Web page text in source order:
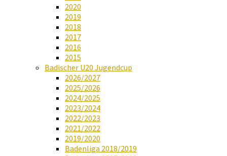
2020
2019
2018
2017
2016
2015
Badischer U20 Jugendcup
2026/2027
2025/2026
2024/2025
2023/2024
2022/2023
2021/2022
2019/2020
Badenliga 2018/2019